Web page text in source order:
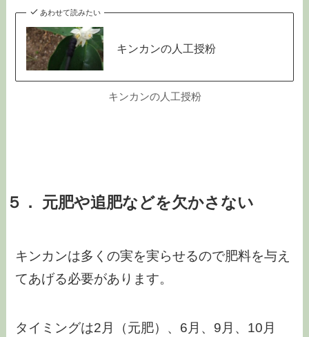
あわせて読みたい
キンカンの人工授粉
キンカンの人工授粉
５． 元肥や追肥などを欠かさない
キンカンは多くの実を実らせるので肥料を与え
てあげる必要があります。
タイミングは2月（元肥）、6月、9月、10月